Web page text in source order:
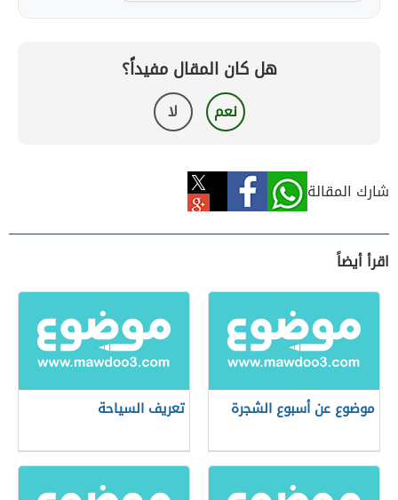
هل كان المقال مفيداً؟
نعم لا
شارك المقالة
اقرأ أيضاً
موضوع عن أسبوع الشجرة تعريف السياحة